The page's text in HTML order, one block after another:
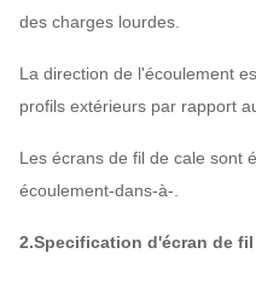
des charges lourdes.
La direction de l'écoulement
profils extérieurs par rapport
Les écrans de fil de cale sont
écoulement-dans-à-.
2.Specification d'écran de